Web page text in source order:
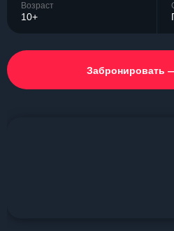
Возраст
10+
Забронировать